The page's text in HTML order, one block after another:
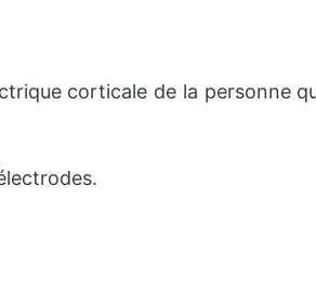
corticale de la personne